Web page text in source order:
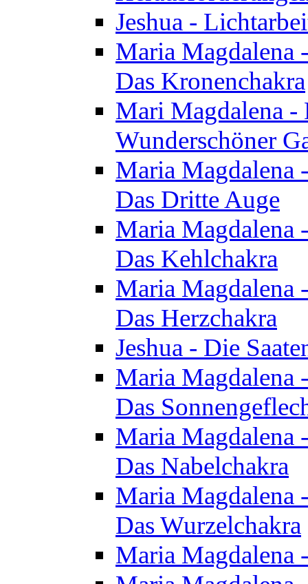
Jeshua -
Maria Magdalena
Das Kronenchakra
Mari Magdalena -
Wunderschöner
Maria Magdalena
Das Dritte Auge
Maria Magdalena
Das Kehlchakra
Maria Magdalena
Das Herzchakra
Jeshua - Die
Maria Magdalena
Das
Maria Magdalena
Das Nabelchakra
Maria Magdalena
Das Wurzelchakra
Maria Magdalena